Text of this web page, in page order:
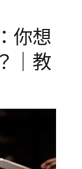
你想
｜教